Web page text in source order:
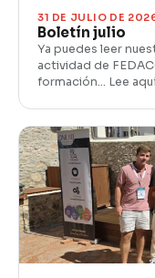
31 DE JULIO DE
Boletín julio
Ya puedes leer
actividad de
formación… Lee